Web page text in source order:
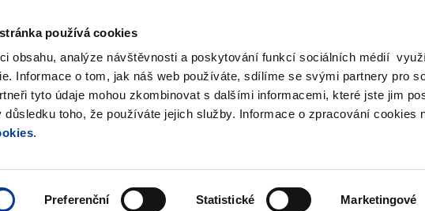
používá cookies
obsahu, analýze návštěvnosti a poskytování funkcí sociálních médií
Informace o tom, jak náš web používáte, sdílíme se svými partnery pro
tyto údaje mohou zkombinovat s dalšími informacemi, které jste jim
důsledku toho, že používáte jejich služby. Informace o zpracování cookies
.
Preferenční Statistické Marketingové
Vyhledat
submenu
politika
submenu
submenu
účetnictví